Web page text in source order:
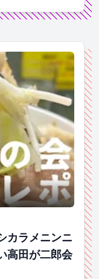
メニンニク。二郎
カラメニンニ
高田が二郎会